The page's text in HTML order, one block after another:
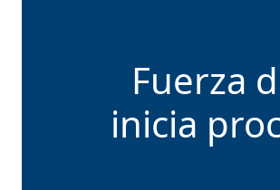
Fuerza
inicia